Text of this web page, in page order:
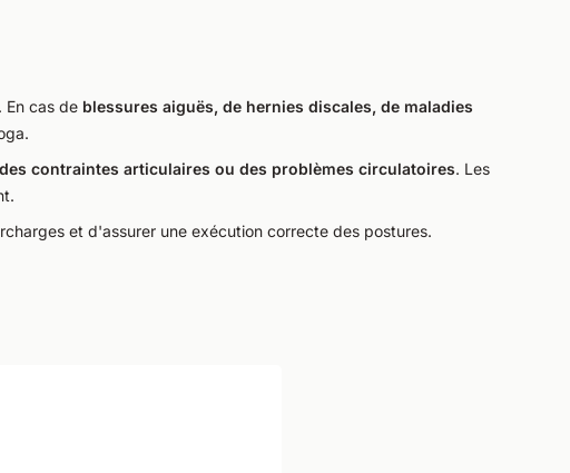
En cas de blessures aiguës, de hernies discales, de maladies
contraintes articulaires ou des problèmes circulatoires. Les
et d'assurer une exécution correcte des postures.